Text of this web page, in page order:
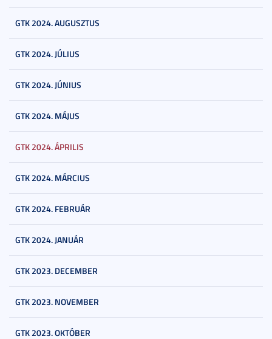
GTK 2024. AUGUSZTUS
GTK 2024. JÚLIUS
GTK 2024. JÚNIUS
GTK 2024. MÁJUS
GTK 2024. ÁPRILIS
GTK 2024. MÁRCIUS
GTK 2024. FEBRUÁR
GTK 2024. JANUÁR
GTK 2023. DECEMBER
GTK 2023. NOVEMBER
GTK 2023. OKTÓBER